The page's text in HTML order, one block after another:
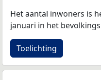
Het aantal inwoners is
januari in het
Toelichting